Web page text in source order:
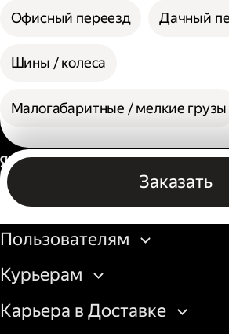
Офисный переезд Дачный
Шины / колеса
Малогабаритные / мелкие грузы
Заказать
Бизнесу
Пользователям
Курьерам
Карьера в Доставке